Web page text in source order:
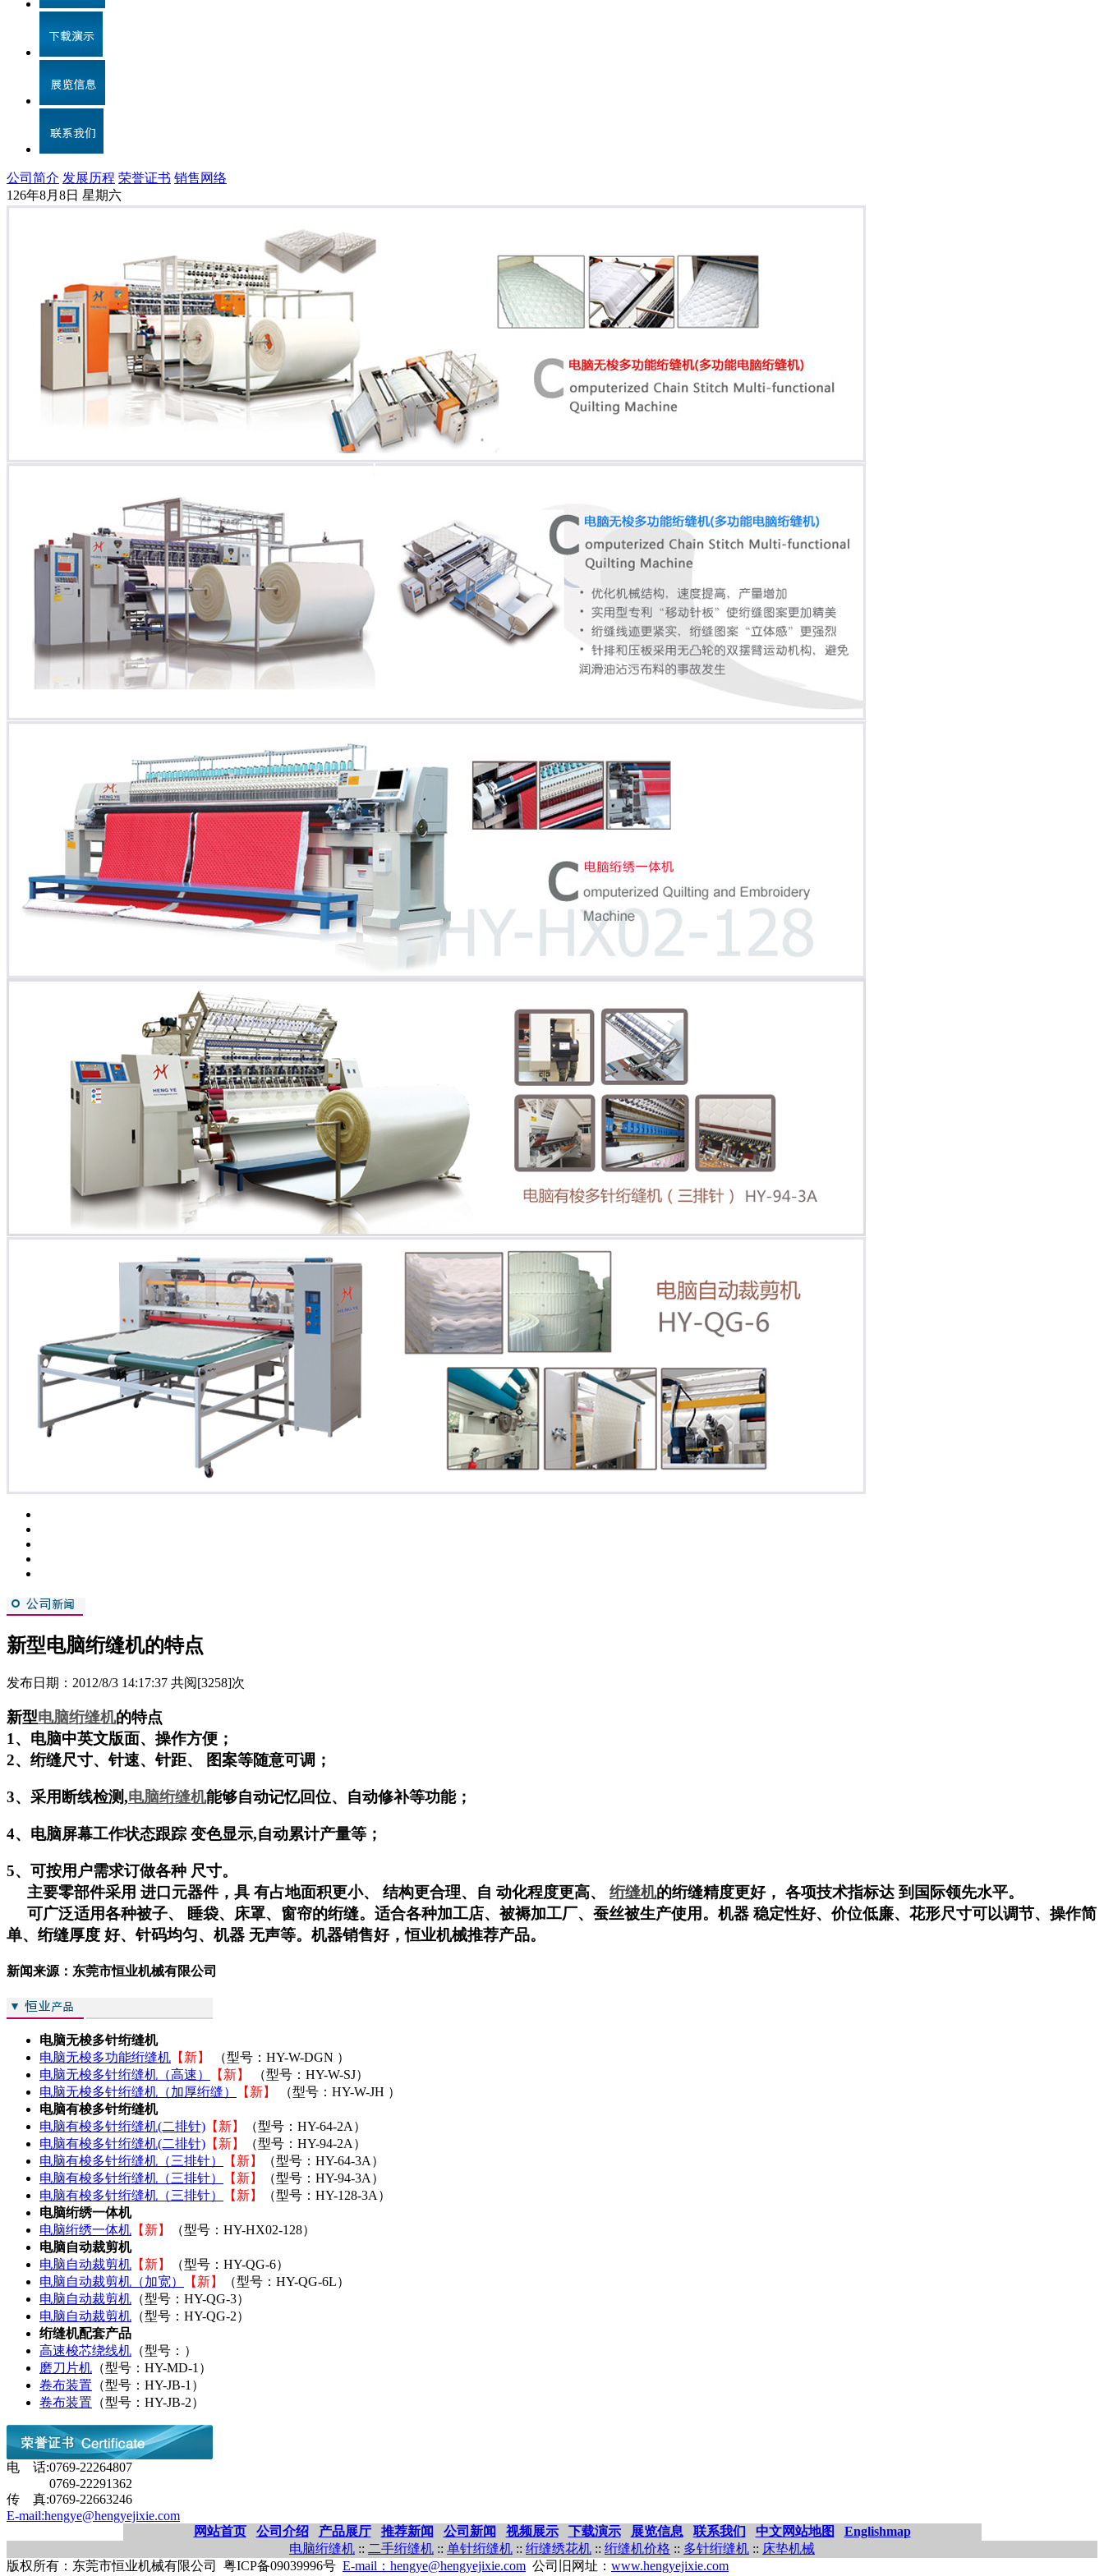
公司简介 发展历程 荣誉证书 销售网络
126年8月8日 星期六
新型电脑绗缝机的特点
发布日期：2012/8/3 14:17:37 共阅[3258]次
新型电脑绗缝机的特点
1、电脑中英文版面、操作方便；
2、绗缝尺寸、针速、针距、 图案等随意可调；
3、采用断线检测,电脑绗缝机能够自动记忆回位、自动修补等功能；
4、电脑屏幕工作状态跟踪 变色显示,自动累计产量等；
5、可按用户需求订做各种 尺寸。
主要零部件采用 进口元器件，具 有占地面积更小、 结构更合理、自 动化程度更高、 绗缝机的绗缝精度更好， 各项技术指标达 到国际领先水平。
可广泛适用各种被子、 睡袋、床罩、窗帘的绗缝。适合各种加工店、被褥加工厂、蚕丝被生产使用。机器 稳定性好、价位低廉、花形尺寸可以调节、操作简
单、绗缝厚度 好、针码均匀、机器 无声等。机器销售好，恒业机械推荐产品。
新闻来源：东莞市恒业机械有限公司
电脑无梭多针绗缝机
电脑无梭多功能绗缝机 【新】
（型号：HY-W-DGN ）
电脑无梭多针绗缝机（高速）
【新】
（型号：HY-W-SJ）
电脑无梭多针绗缝机（加厚绗缝）
【新】
（型号：HY-W-JH ）
电脑有梭多针绗缝机
电脑有梭多针绗缝机(二排针) 【新】
（型号：HY-64-2A）
电脑有梭多针绗缝机(二排针) 【新】
（型号：HY-94-2A）
电脑有梭多针绗缝机（三排针）
【新】
（型号：HY-64-3A）
电脑有梭多针绗缝机（三排针）
【新】
（型号：HY-94-3A）
电脑有梭多针绗缝机（三排针）
【新】
（型号：HY-128-3A）
电脑绗绣一体机
电脑绗绣一体机 【新】
（型号：HY-HX02-128）
电脑自动裁剪机
电脑自动裁剪机 【新】
（型号：HY-QG-6）
电脑自动裁剪机（加宽）
【新】
（型号：HY-QG-6L）
电脑自动裁剪机 （型号：HY-QG-3）
电脑自动裁剪机 （型号：HY-QG-2）
绗缝机配套产品
高速梭芯绕线机 （型号：）
磨刀片机 （型号：HY-MD-1）
卷布装置 （型号：HY-JB-1）
卷布装置 （型号：HY-JB-2）
电 话:0769-22264807
0769-22291362
传 真:0769-22663246
E-mail:hengye@hengyejixie.com
网站首页
公司介绍 产品展厅 推荐新闻 公司新闻 视频展示 下载演示 展览信息 联系我们 中文网站地图
Englishmap
电脑绗缝机 :: 二手绗缝机 :: 单针绗缝机 :: 绗缝绣花机 :: 绗缝机价格 :: 多针绗缝机 :: 床垫机械
版权所有：东莞市恒业机械有限公司 粤ICP备09039996号 E-mail：hengye@hengyejixie.com 公司旧网址： www.hengyejixie.com